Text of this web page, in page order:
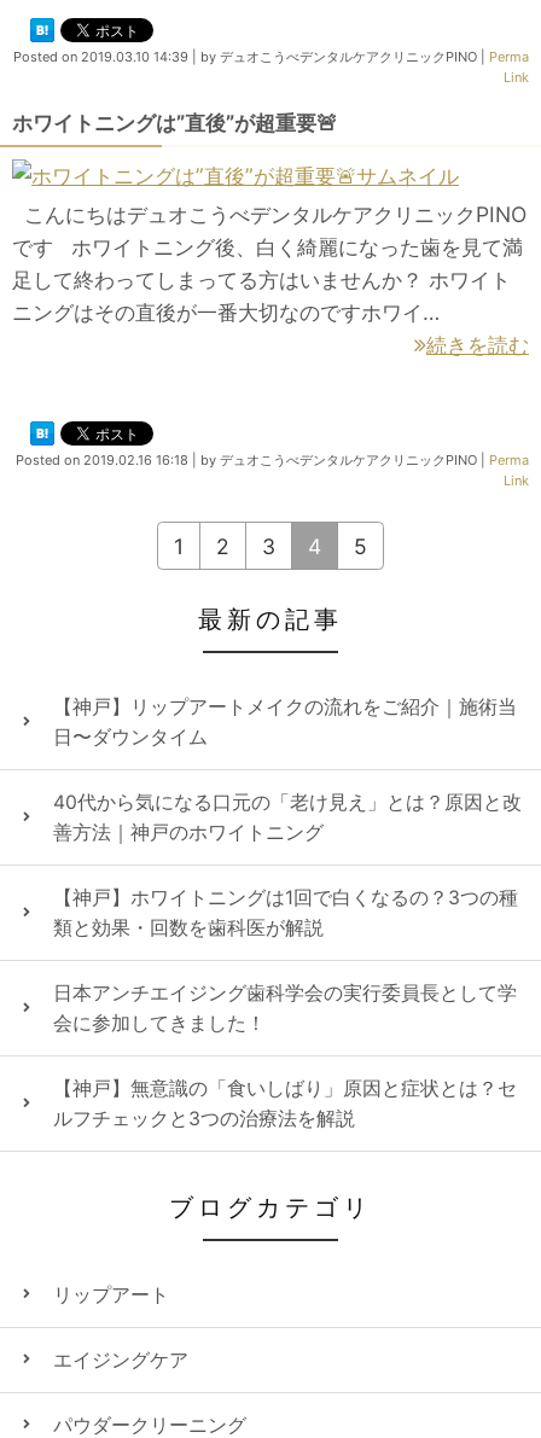
Posted on 2019.03.10 14:39 by デュオこうべデンタルケアクリニックPINO
Perma
Link
ホワイトニングは”直後”が超重要🚨
こんにちはデュオこうべデンタルケアクリニックPINO
です ホワイトニング後、白く綺麗になった歯を見て満
足して終わってしまってる方はいませんか？ ホワイト
ニングはその直後が一番大切なのですホワイ…
続きを読む
Posted on 2019.02.16 16:18 by デュオこうべデンタルケアクリニックPINO
Perma
Link
1 2 3 4 5
最新の記事
【神戸】リップアートメイクの流れをご紹介｜施術当
日〜ダウンタイム
40代から気になる口元の「老け見え」とは？原因と改
善方法｜神戸のホワイトニング
【神戸】ホワイトニングは1回で白くなるの？3つの種
類と効果・回数を歯科医が解説
日本アンチエイジング歯科学会の実行委員長として学
会に参加してきました！
【神戸】無意識の「食いしばり」原因と症状とは？セ
ルフチェックと3つの治療法を解説
ブログカテゴリ
リップアート
エイジングケア
パウダークリーニング